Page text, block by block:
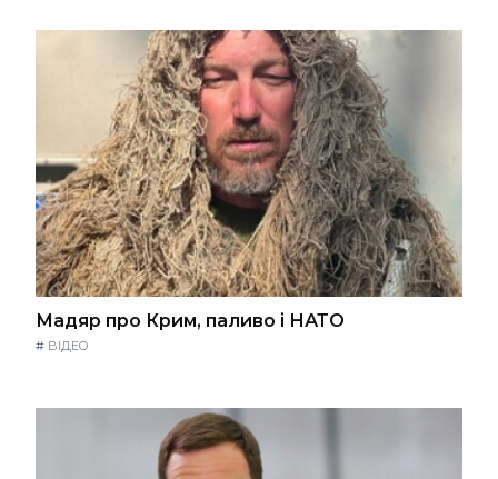
Мадяр про Крим, паливо і НАТО
# ВІДЕО